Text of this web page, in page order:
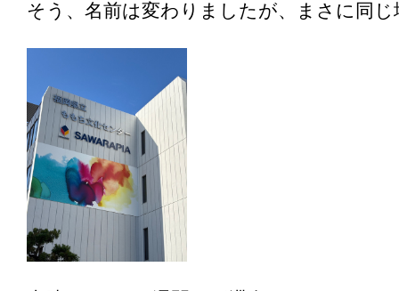
そう、名前は変わりましたが、まさに同